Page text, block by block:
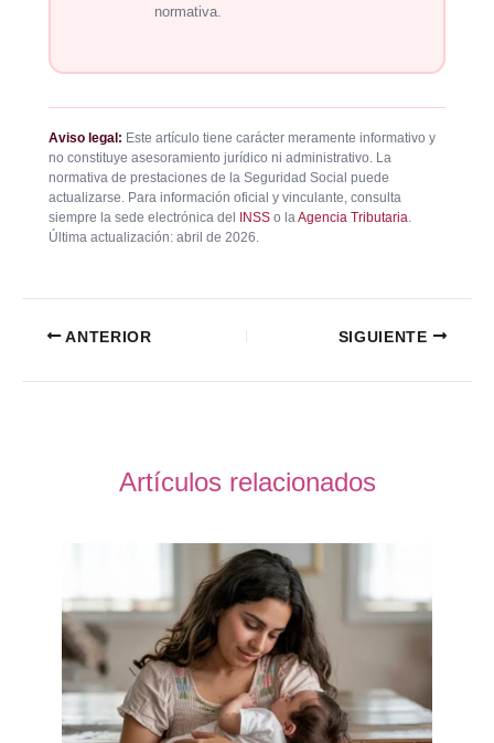
normativa.
Aviso legal: Este artículo tiene carácter meramente informativo y
no constituye asesoramiento jurídico ni administrativo. La
normativa de prestaciones de la Seguridad Social puede
actualizarse. Para información oficial y vinculante, consulta
siempre la sede electrónica del
INSS o la Agencia Tributaria
Última actualización: abril de 2026.
ANTERIOR SIGUIENTE
Artículos relacionados